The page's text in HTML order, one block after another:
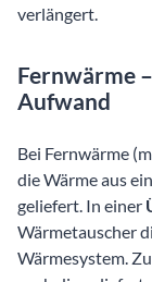
verlängert.
Fernwärme
Aufwand
Bei Fernwärme
die Wärme aus
geliefert. In einer
Wärmetauscher
Wärmesystem.